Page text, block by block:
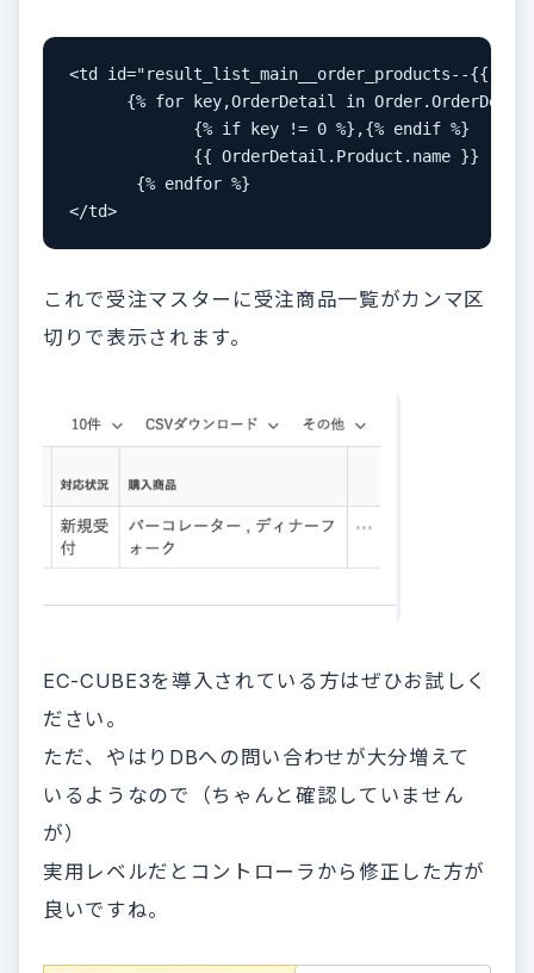
<td id="result_list_main__order_products--{{
{% for key,OrderDetail in
             {% if key != 0 %},{% endif %}
             {{ OrderDetail.Product.name }}
       {% endfor %}
</td>
これで受注マスターに受注商品一覧がカンマ区
切りで表示されます。
EC-CUBE3を導入されている方はぜひお試しく
ださい。
ただ、やはりDBへの問い合わせが大分増えて
いるようなので（ちゃんと確認していません
が）
実用レベルだとコントローラから修正した方が
良いですね。